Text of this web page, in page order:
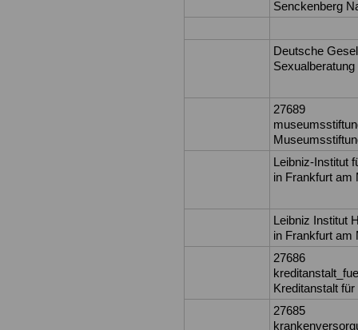
Senckenberg
Deutsche
27689
Leibniz-Institut
in Frankfurt am
Leibniz Institut
in Frankfurt am
27686
Kreditanstalt
27685